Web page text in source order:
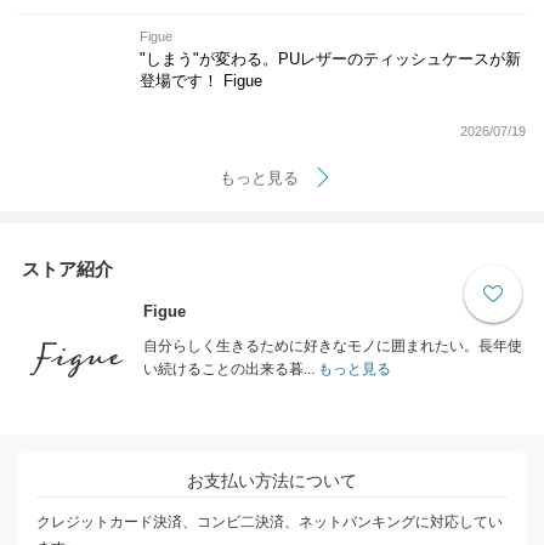
Figue
"しまう"が変わる。PUレザーのティッシュケースが新
登場です！ Figue
2026/07/19
もっと見る
ストア紹介
Figue
自分らしく生きるために好きなモノに囲まれたい。長年使
い続けることの出来る暮...
もっと見る
お支払い方法について
クレジットカード決済、コンビ二決済、ネットバンキングに対応してい